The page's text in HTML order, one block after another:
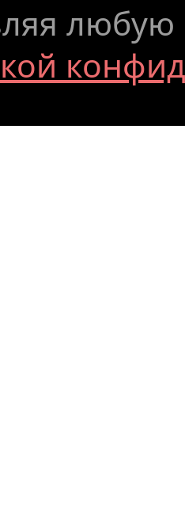
любую